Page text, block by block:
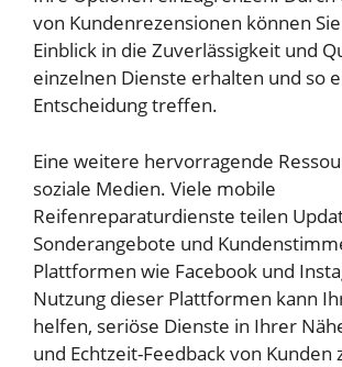
von Kundenrezensionen können
Einblick in die Zuverlässigkeit und
einzelnen Dienste erhalten und so
Entscheidung treffen.
Eine weitere hervorragende
soziale Medien. Viele mobile
Reifenreparaturdienste teilen
Sonderangebote und
Plattformen wie Facebook und
Nutzung dieser Plattformen kann
helfen, seriöse Dienste in Ihrer
und Echtzeit-Feedback von Kunden